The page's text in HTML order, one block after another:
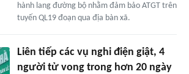
hành lang đường bộ nhằm đảm bảo ATGT trên
tuyến QL19 đoạn qua địa bàn xã.
Liên tiếp các vụ nghi điện giật, 4
người tử vong trong hơn 20 ngày